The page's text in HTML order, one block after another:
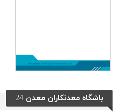
باشگاه معدنکاران معدن 24